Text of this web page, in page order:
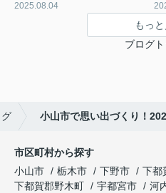
2025.08.04
もっ
ブログ
小山市で思い出づくり！
市区町村から探す
小山市
栃木市 下野市
下都
下都賀郡野木町
宇都宮市 河